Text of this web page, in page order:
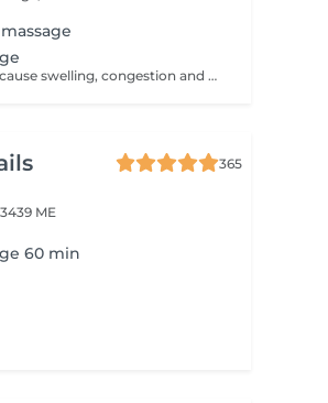
The accumulation of lymph can cause swelling, congestion and pain. Lymphatic drainage massage practitioners use gentle and precise strokes to encourage the flow of lymph. If you suffer from headaches or endless congestion consider treating your symptoms with a lymphatic drainage massage.
365
ME
60 min